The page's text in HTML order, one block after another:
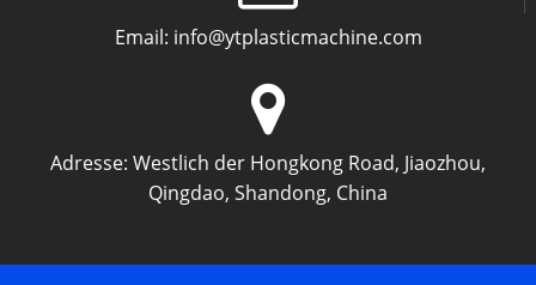
Email: info@ytplasticmachine.com
Adresse: Westlich der Hongkong Road, Jiaozhou,
Qingdao, Shandong, China